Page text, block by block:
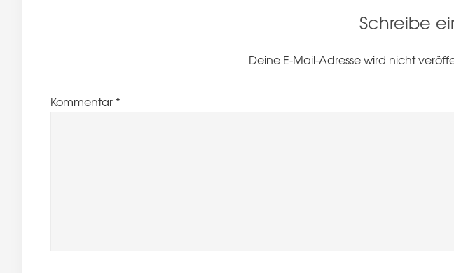
Schreibe
Deine E-Mail-Adresse wird nicht
Kommentar *